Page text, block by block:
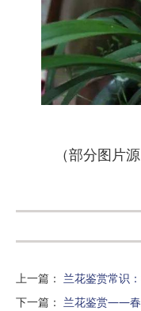
（部分图片
上一篇 ： 兰花鉴赏常识
下一篇 ： 兰花鉴赏——